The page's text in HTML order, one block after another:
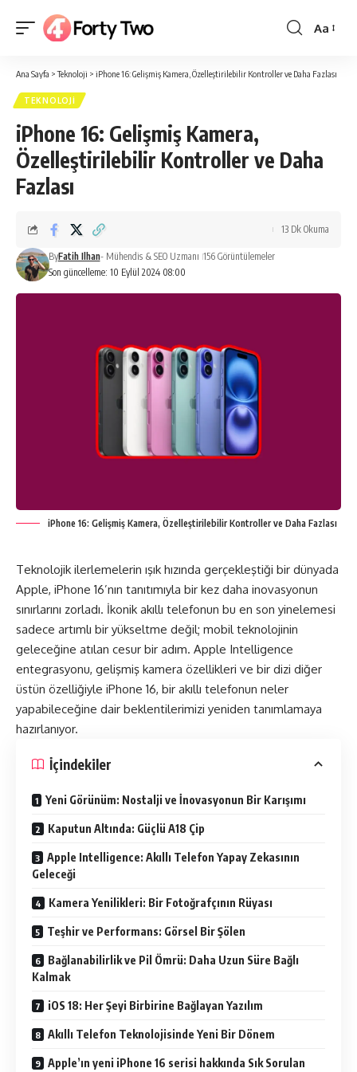
Yazı
Aa
Ana Sayfa >Teknoloji > iPhone 16: Gelişmiş Kamera, Özelleştirilebilir Kontroller ve Daha Fazlası
TEKNOLOJI
iPhone 16: Gelişmiş Kamera,
Özelleştirilebilir Kontroller ve Daha
Fazlası
Son güncelleme: 10 Eylül 2024 08:00
ByFatih Ilhan- Mühendis & SEO Uzmanı 156 Görüntülemeler
13 Dk Okuma
iPhone 16: Gelişmiş Kamera, Özelleştirilebilir Kontroller ve Daha Fazlası
Teknolojik ilerlemelerin ışık hızında gerçekleştiği bir dünyada
Apple, iPhone 16’nın tanıtımıyla bir kez daha inovasyonun
sınırlarını zorladı. İkonik akıllı telefonun bu en son yinelemesi
sadece artımlı bir yükseltme değil; mobil teknolojinin
geleceğine atılan cesur bir adım. Apple Intelligence
entegrasyonu, gelişmiş kamera özellikleri ve bir dizi diğer
üstün özelliğiyle iPhone 16, bir akıllı telefonun neler
yapabileceğine dair beklentilerimizi yeniden tanımlamaya
hazırlanıyor.
İçindekiler
Yeni Görünüm: Nostalji ve İnovasyonun Bir Karışımı
Kaputun Altında: Güçlü A18 Çip
Apple Intelligence: Akıllı Telefon Yapay Zekasının
Geleceği
Kamera Yenilikleri: Bir Fotoğrafçının Rüyası
Teşhir ve Performans: Görsel Bir Şölen
Bağlanabilirlik ve Pil Ömrü: Daha Uzun Süre Bağlı
Kalmak
iOS 18: Her Şeyi Birbirine Bağlayan Yazılım
Akıllı Telefon Teknolojisinde Yeni Bir Dönem
Apple’ın yeni iPhone 16 serisi hakkında Sık Sorulan